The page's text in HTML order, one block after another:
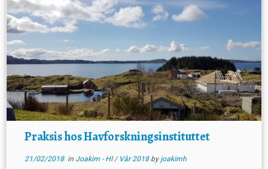
Praksis hos Havforskningsinstituttet
21/02/2018in Joakim - HI/ Vår 2018 by joakimh